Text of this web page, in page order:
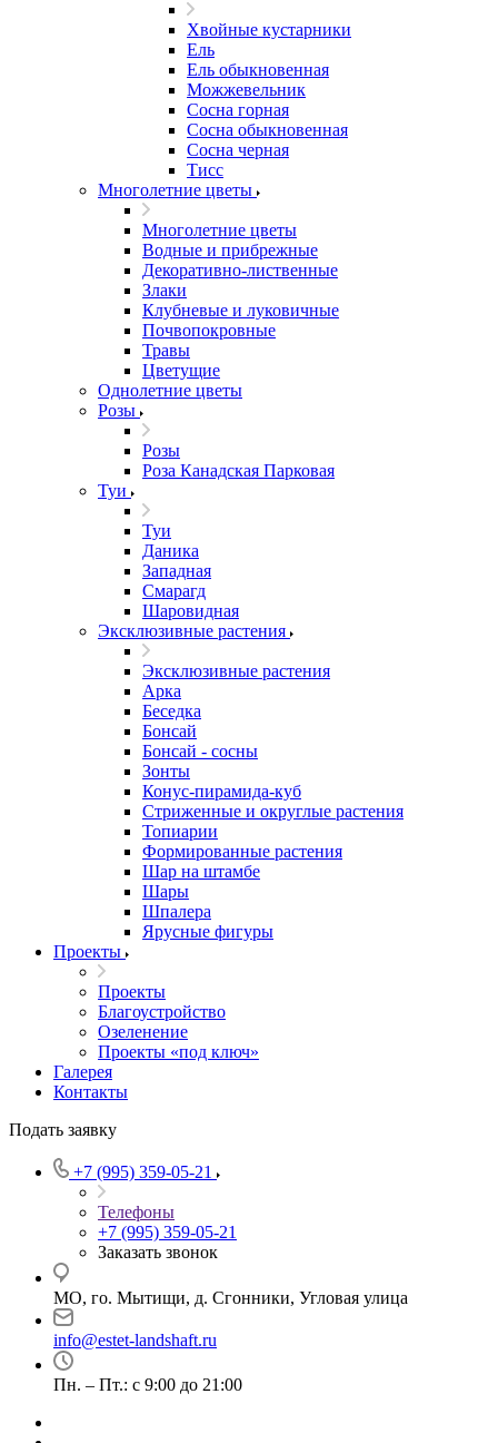
Хвойные кустарники
Ель
Ель обыкновенная
Можжевельник
Сосна горная
Сосна обыкновенная
Сосна черная
Тисс
Многолетние цветы
Многолетние цветы
Водные и прибрежные
Декоративно-лиственные
Злаки
Клубневые и луковичные
Почвопокровные
Травы
Цветущие
Однолетние цветы
Розы
Розы
Роза Канадская Парковая
Туи
Туи
Даника
Западная
Смарагд
Шаровидная
Эксклюзивные растения
Эксклюзивные растения
Арка
Беседка
Бонсай
Бонсай - сосны
Зонты
Конус-пирамида-куб
Стриженные и округлые растения
Топиарии
Формированные растения
Шар на штамбе
Шары
Шпалера
Ярусные фигуры
Проекты
Проекты
Благоустройство
Озеленение
Проекты «под ключ»
Галерея
Контакты
Подать заявку
+7 (995) 359-05-21
Телефоны
+7 (995) 359-05-21
Заказать звонок
МО, го. Мытищи, д. Сгонники, Угловая улица
info@estet-landshaft.ru
Пн. – Пт.: с 9:00 до 21:00